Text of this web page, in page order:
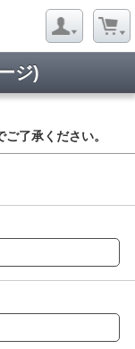
ジ)
了承ください。